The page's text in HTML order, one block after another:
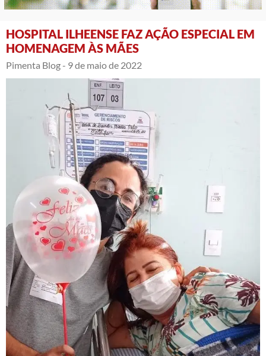
HOSPITAL ILHEENSE FAZ AÇÃO ESPECIAL EM
HOMENAGEM ÀS MÃES
Pimenta Blog - 9 de maio de 2022